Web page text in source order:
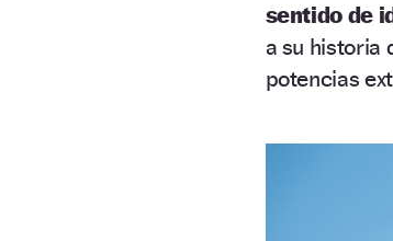
sentido de
a su historia
potencias